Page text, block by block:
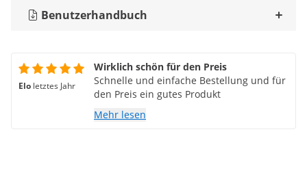
Benutzerhandbuch
Elo letztes Jahr
Wirklich schön für den Preis
Schnelle und einfache Bestellung und für
den Preis ein gutes Produkt
Mehr lesen